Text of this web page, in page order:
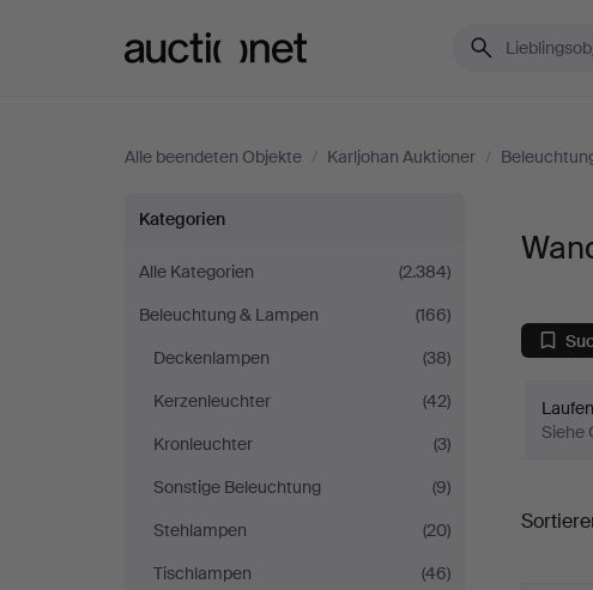
Alle beendeten Objekte / Karljohan Auktioner /
Wandlampen
bei
Karljohan
Auktioner
Kategorien
Alle Kategorien
(2.384)
Beleuchtung & Lampen
(166)
Deckenlampen
(38)
Kerzenleuchter
(42)
Kronleuchter
(3)
Sonstige Beleuchtung
(9)
Stehlampen
(20)
Tischlampen
(46)
Siehe